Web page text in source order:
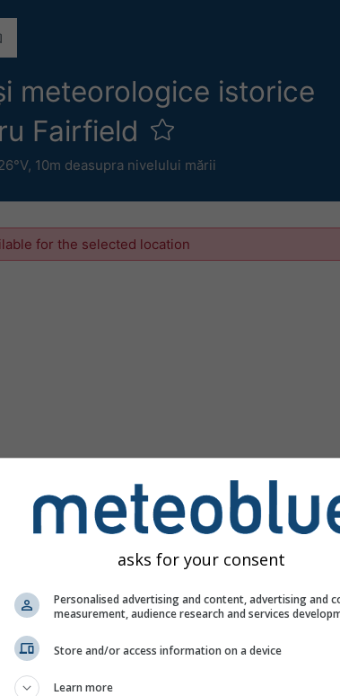
meteorologice istorice
Fairfield
10m deasupra nivelului mării
for the selected location
asks for your consent
Personalised advertising and content, advertising and
measurement, audience research and services
Store and/or access information on a device
Learn more